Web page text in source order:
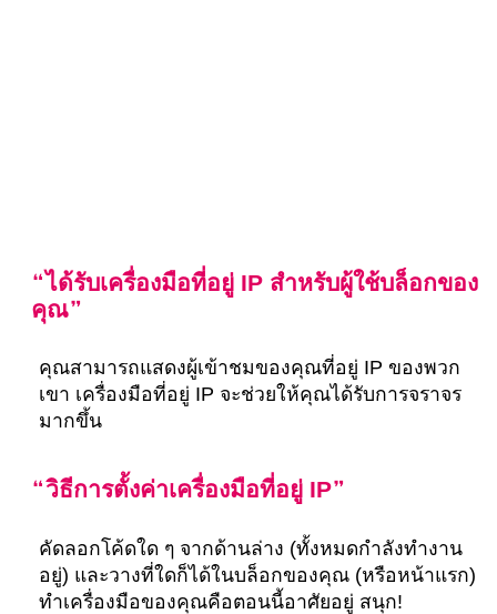
ได้รับเครื่องมือที่อยู่ IP สำหรับผู้ใช้บล็อกของ
คุณ
คุณสามารถแสดงผู้เข้าชมของคุณที่อยู่ IP ของพวก
เขา เครื่องมือที่อยู่ IP จะช่วยให้คุณได้รับการจราจร
มากขึ้น
วิธีการตั้งค่าเครื่องมือที่อยู่ IP
คัดลอกโค้ดใด ๆ จากด้านล่าง (ทั้งหมดกำลังทำงาน
อยู่) และวางที่ใดก็ได้ในบล็อกของคุณ (หรือหน้าแรก)
ทำเครื่องมือของคุณคือตอนนี้อาศัยอยู่ สนุก!